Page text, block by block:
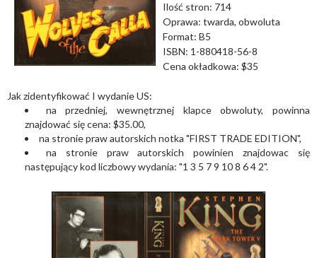
Ilość stron: 714
Oprawa: twarda, obwoluta
Format: B5
ISBN: 1-880418-56-8
Cena okładkowa: $35
Jak zidentyfikować I wydanie US:
na przedniej, wewnętrznej klapce obwoluty, powinna
znajdować się cena: $35.00,
na stronie praw autorskich notka "FIRST TRADE EDITION",
na stronie praw autorskich powinien znajdowac się
następujący kod liczbowy wydania: "1 3 5 7 9 10 8 6 4 2".